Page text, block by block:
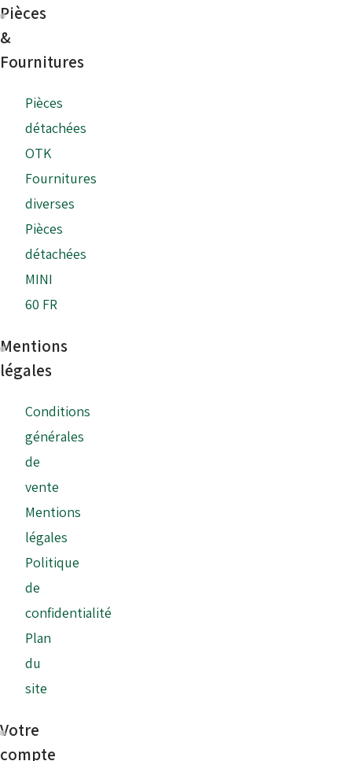
Pièces
&
Fournitures
Pièces
détachées
OTK
Fournitures
diverses
Pièces
détachées
MINI
60 FR
Mentions
légales
Conditions
générales
de
vente
Mentions
légales
Politique
de
confidentialité
Plan
du
site
Votre
compte